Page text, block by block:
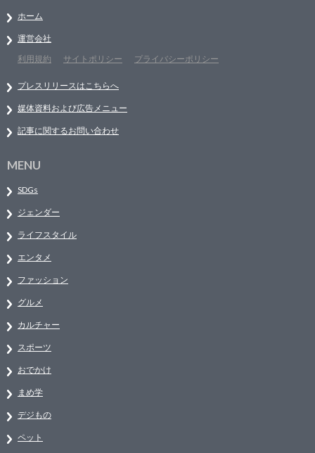
ホーム
運営会社
利用規約
サイトポリシー プライバシーポリシー
プレスリリースはこちらへ
媒体資料および広告メニュー
記事に関するお問い合わせ
MENU
SDGs
ジェンダー
ライフスタイル
エンタメ
ファッション
グルメ
カルチャー
スポーツ
おでかけ
まめ学
デジもの
ペット